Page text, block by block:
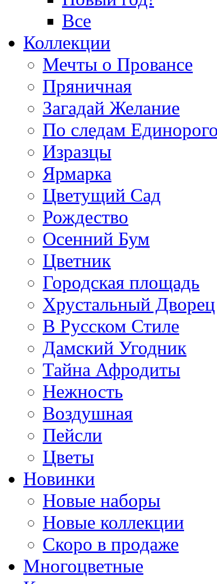
Все
Коллекции
Мечты о Провансе
Пряничная
Загадай Желание
По следам
Изразцы
Ярмарка
Цветущий Сад
Рождество
Осенний Бум
Цветник
Городская площадь
Хрустальный Дворец
В Русском Стиле
Дамский Угодник
Тайна Афродиты
Нежность
Воздушная
Пейсли
Цветы
Новинки
Новые наборы
Новые коллекции
Скоро в продаже
Многоцветные